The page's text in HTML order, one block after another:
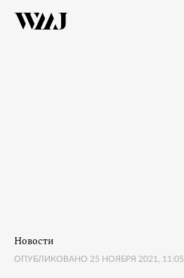
Новости
ОПУБЛИКОВАНО 25 НОЯБРЯ 2021, 11:05